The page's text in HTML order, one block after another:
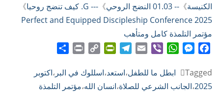
الكنيسة》 -- 01.03 النضج الروحي 》 --- G. كيف تنضج روحيا
》
Perfect and Equipped Discipleship Conference 2025
مؤتمر التلمذة كامل ومتأهب
Link
Tagged
ابطل ما للطفل،استعد،اسللوك في البر ،اكتوبر
2025،الجانب الشرعي للصلاة،انسان الله،مؤتمر التلمذة